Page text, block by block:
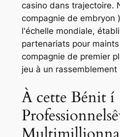
casino dans trajectoire.
compagnie de embryon
l'échelle mondiale,
partenariats pour
compagnie de premier
jeu à un rassemblement
À cette Bénit í